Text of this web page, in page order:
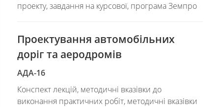
проекту, завдання на курсової, програма Земпро
Проектування автомобільних
доріг та аеродромів
АДА-16
Конспект лекцій, методичні вказівки до
виконання практичних робіт, методичні вказівки